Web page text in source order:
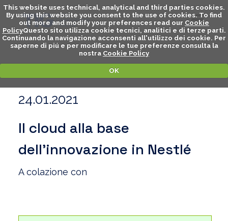
This website uses technical, analytical and third parties cookies.
By using this website you consent to the use of cookies. To find
out more and modify your preferences read our Cookie
PolicyQuesto sito utilizza cookie tecnici, analitici e di terze parti.
Continuando la navigazione acconsenti all'utilizzo dei cookie. Per
saperne di piú e per modificare le tue preferenze consulta la
nostra Cookie Policy
OK
24.01.2021
Il cloud alla base
dell’innovazione in Nestlé
A colazione con